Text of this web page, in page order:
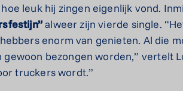
leuk hij zingen eigenlijk vond.
alweer zijn vierde single.
enorm van genieten. Al die
gewoon bezongen worden,” vertelt
truckers wordt.”